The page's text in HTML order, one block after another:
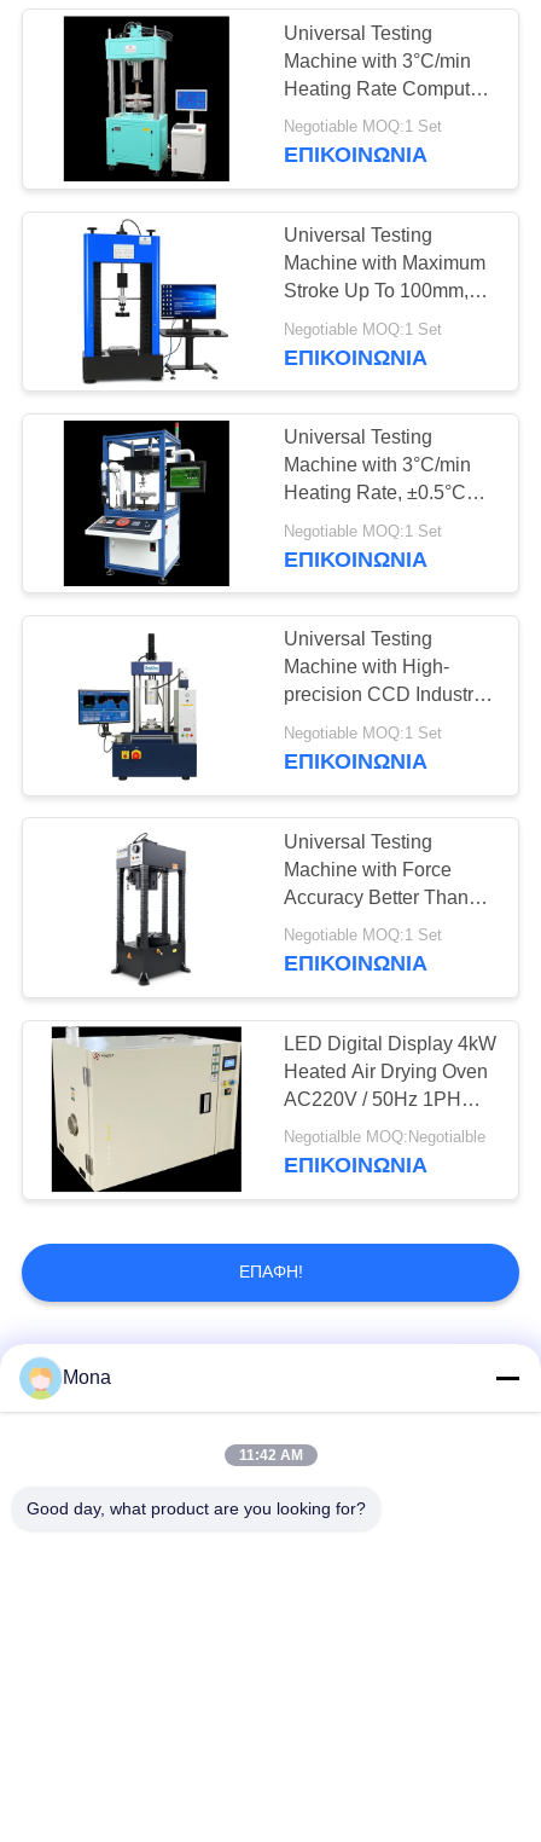
Universal Testing
Machine with 3°C/min
Heating Rate Computer
Control System and
Multiple Measurement
Negotiable MOQ:1 Set
ΕΠΙΚΟΙΝΩΝΊΑ
Universal Testing
Machine with Maximum
Stroke Up To 100mm,
Force Accuracy Better
Than ±0.5%, and
Negotiable MOQ:1 Set
ΕΠΙΚΟΙΝΩΝΊΑ
Universal Testing
Machine with 3°C/min
Heating Rate, ±0.5°C
Temperature Fluctuation,
and High-precision CCD
Negotiable MOQ:1 Set
ΕΠΙΚΟΙΝΩΝΊΑ
Universal Testing
Machine with High-
precision CCD Industrial
Camera, Professional
Testing Software
Uniformity Within ±2°C
Negotiable MOQ:1 Set
ΕΠΙΚΟΙΝΩΝΊΑ
Universal Testing
Machine with Force
Accuracy Better Than
±0.5% and Specimen
Destruction Detection for
Negotiable MOQ:1 Set
ΕΠΙΚΟΙΝΩΝΊΑ
LED Digital Display 4kW
Heated Air Drying Oven
AC220V / 50Hz 1PH
10A
Negotialble MOQ:Negotialble
ΕΠΙΚΟΙΝΩΝΊΑ
ΕΠΑΦΉ!
Λαϊκή κατηγορία
Καθολική μηχανή
Mona
11:42 AM
Good day, what product are you looking for?